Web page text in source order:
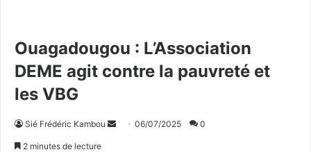
Ouagadougou : L’Association
DEME agit contre la pauvreté et
les VBG
Sié Frédéric Kambou 06/07/2025 0
2 minutes de lecture